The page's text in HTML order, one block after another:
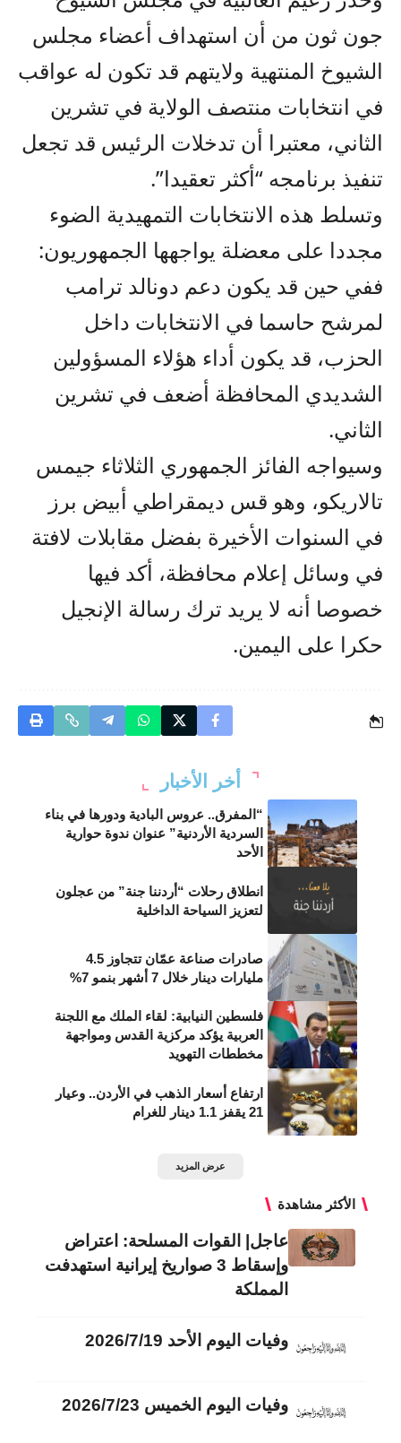
جون ثون من أن استهداف أعضاء مجلس
الشيوخ المنتهية ولايتهم قد تكون له عواقب
في انتخابات منتصف الولاية في تشرين
الثاني، معتبرا أن تدخلات الرئيس قد تجعل
تنفيذ برنامجه “أكثر تعقيدا”.
وتسلط هذه الانتخابات التمهيدية الضوء
مجددا على معضلة يواجهها الجمهوريون:
ففي حين قد يكون دعم دونالد ترامب
لمرشح حاسما في الانتخابات داخل
الحزب، قد يكون أداء هؤلاء المسؤولين
الشديدي المحافظة أضعف في تشرين
الثاني.
وسيواجه الفائز الجمهوري الثلاثاء جيمس
تالاريكو، وهو قس ديمقراطي أبيض برز
في السنوات الأخيرة بفضل مقابلات لافتة
في وسائل إعلام محافظة، أكد فيها
خصوصا أنه لا يريد ترك رسالة الإنجيل
حكرا على اليمين.
أخر الأخبار
“المفرق.. عروس البادية ودورها في بناء
السردية الأردنية” عنوان ندوة حوارية
الأحد
انطلاق رحلات “أردننا جنة” من عجلون
لتعزيز السياحة الداخلية
صادرات صناعة عمّان تتجاوز 4.5
مليارات دينار خلال 7 أشهر بنمو 7%
فلسطين النيابية: لقاء الملك مع اللجنة
العربية يؤكد مركزية القدس ومواجهة
مخططات التهويد
ارتفاع أسعار الذهب في الأردن.. وعيار
21 يقفز 1.1 دينار للغرام
عرض المزيد
الأكثر مشاهدة
عاجل| القوات المسلحة: اعتراض
وإسقاط 3 صواريخ إيرانية استهدفت
المملكة
وفيات اليوم الأحد 2026/7/19
وفيات اليوم الخميس 2026/7/23